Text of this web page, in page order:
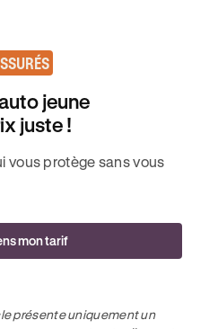
jeune
juste !
vous protège sans vous
mon tarif
présente uniquement un